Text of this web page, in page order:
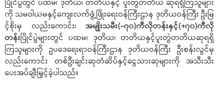
ပြိုင်ပွဲတွင် ပထမ၊ ဒုတိယ၊ တတိယနှင့် ပူးတွဲတတိယ ဆုရရှိကြသူများ
ကို သမဝါယမနှင့်ကျေးလက်ဖွံ့ဖြိုးရေးဝန်ကြီးဌာန ဒုတိယဝန်ကြီး ဦးမြ
င့်စိုးမှ လည်းကောင်း၊ အမျိုးသမီး(-၇၀)ကီလိုတန်းနှင့်(+၇၀)ကီလို
တန်းပြိုင်ပွဲများတွင် ပထမ၊ ဒုတိယ၊ တတိယနှင့်ပူးတွဲတတိယဆုရရှိ
ကြသူများကို ဥပဒေရေးရာဝန်ကြီးဌာန ဒုတိယဝန်ကြီး ဦးစန်းလွင်မှ
လည်းကောင်း တစ်ဦးချင်းဆုတံဆိပ်နှင့်ငွေသားဆုများကို အသီးသီး
ပေးအပ်ချီးမြှင့်ခဲ့ပါသည်။